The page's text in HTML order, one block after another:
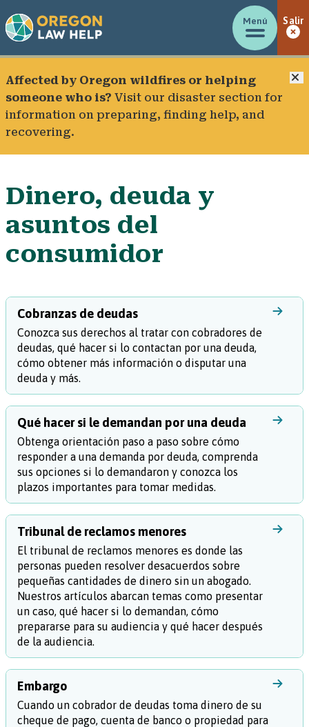
Menú Salir
Affected by Oregon wildfires or helping
someone who is? Visit our disaster section for
information on preparing, finding help, and
recovering.
Dinero, deuda y
asuntos del
consumidor
Cobranzas de deudas
Conozca sus derechos al tratar con cobradores de
deudas, qué hacer si lo contactan por una deuda,
cómo obtener más información o disputar una
deuda y más.
Qué hacer si le demandan por una deuda
Obtenga orientación paso a paso sobre cómo
responder a una demanda por deuda, comprenda
sus opciones si lo demandaron y conozca los
plazos importantes para tomar medidas.
Tribunal de reclamos menores
El tribunal de reclamos menores es donde las
personas pueden resolver desacuerdos sobre
pequeñas cantidades de dinero sin un abogado.
Nuestros artículos abarcan temas como presentar
un caso, qué hacer si lo demandan, cómo
prepararse para su audiencia y qué hacer después
de la audiencia.
Embargo
Cuando un cobrador de deudas toma dinero de su
cheque de pago, cuenta de banco o propiedad para